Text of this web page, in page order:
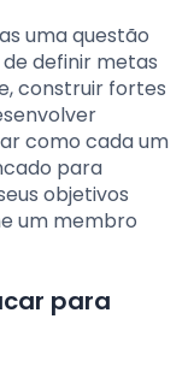
uma questão
definir metas
construir fortes
como cada um
para
objetivos
um membro
para